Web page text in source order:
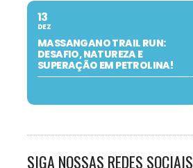
13
DEZ
MASSANGANO TRAIL RUN:
DESAFIO, NATUREZA E
SUPERAÇÃO EM PETROLINA!
SIGA NOSSAS REDES SOCIAIS